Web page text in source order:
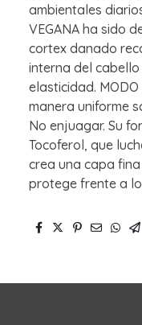
ambientales
VEGANA ha sido
cortex danado
interna del
elasticidad. MODO
manera uniforme
No enjuagar. Su
Tocoferol, que
crea una capa
protege frente a